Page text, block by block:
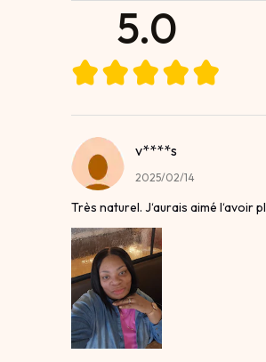
5.0
v****s
2025/02/14
Très naturel. J‘aurais aimé l‘avoir